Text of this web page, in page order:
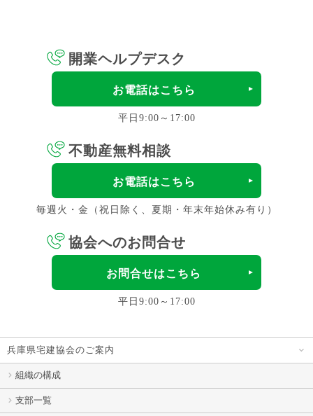
開業ヘルプデスク
お電話はこちら
平日9:00～17:00
不動産無料相談
お電話はこちら
毎週火・金（祝日除く、夏期・年末年始休み有り）
協会へのお問合せ
お問合せはこちら
平日9:00～17:00
兵庫県宅建協会のご案内
組織の構成
支部一覧